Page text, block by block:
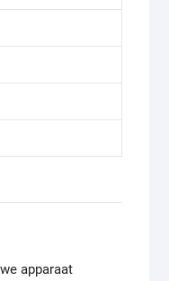
apparaat